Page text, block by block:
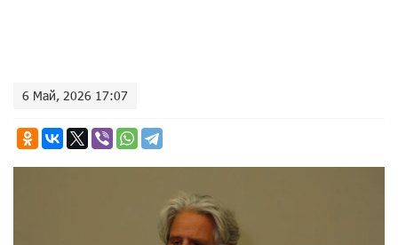
6 Май, 2026 17:07